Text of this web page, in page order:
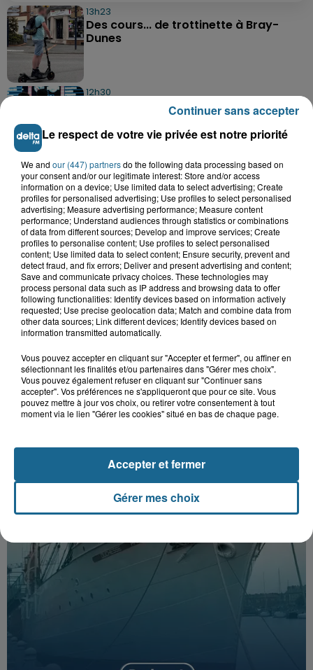
13h23
Des cours... de trottinette à Bray-
Dunes
12h30
Basket : Gravelines-Dunkerque va
commencer sa saison par du lourd
10h51
Outreau : un adolescent de 15 ans
victime d'un accident de trottinette
9h14
Des soucis sur les routes entre
Herzeele et Wormhout à partir de ce...
NOS AUTRES PODCASTS
Le respect de votre vie privée est notre priorité
We and our (447) partnersdo the following data processing based on
your consent and/or our legitimate interest: Store and/or access
information on a device; Use limited data to select advertising; Create
profiles for personalised advertising; Use profiles to select personalised
advertising; Measure advertising performance; Measure content
performance; Understand audiences through statistics or combinations
of data from different sources; Develop and improve services; Create
profiles to personalise content; Use profiles to select personalised
content; Use limited data to select content; Ensure security, prevent and
detect fraud, and fix errors; Deliver and present advertising and content;
Save and communicate privacy choices. These technologies may
process personal data such as IP address and browsing data to offer
following functionalities: Identify devices based on information actively
requested; Use precise geolocation data; Match and combine data from
other data sources; Link different devices; Identify devices based on
information transmitted automatically.
Vous pouvez accepter en cliquant sur "Accepter et fermer", ou affiner en
sélectionnant les finalités et/ou partenaires dans "Gérer mes choix".
Vous pouvez également refuser en cliquant sur "Continuer sans
accepter". Vos préférences ne s'appliqueront que pour ce site. Vous
pouvez mettre à jour vos choix, ou retirer votre consentement à tout
moment via le lien "Gérer les cookies" situé en bas de chaque page.
Gérer mes choix
Accepter et fermer
Continuer sans accepter